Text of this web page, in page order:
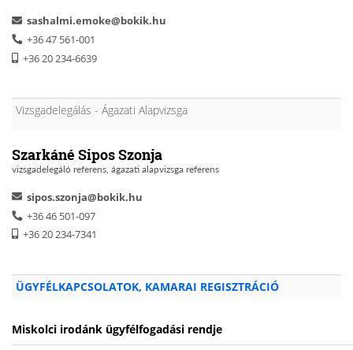
sashalmi.emoke@bokik.hu
+36 47 561-001
+36 20 234-6639
Vizsgadelegálás - Ágazati Alapvizsga
Szarkáné Sipos Szonja
vizsgadelegáló referens, ágazati alapvizsga referens
sipos.szonja@bokik.hu
+36 46 501-097
+36 20 234-7341
ÜGYFÉLKAPCSOLATOK, KAMARAI REGISZTRÁCIÓ
Miskolci irodánk ügyfélfogadási rendje